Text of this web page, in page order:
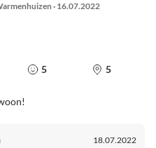
· 16.07.2022
5 5
18.07.2022